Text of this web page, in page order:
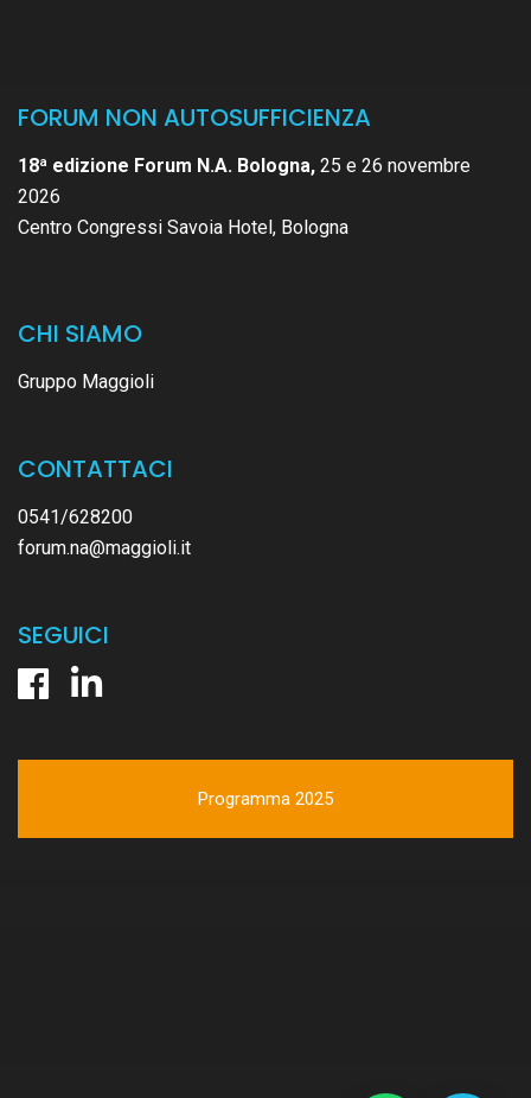
FORUM NON AUTOSUFFICIENZA
18ª edizione Forum N.A. Bologna, 25 e 26 novembre
2026
Centro Congressi Savoia Hotel, Bologna
CHI SIAMO
Gruppo Maggioli
CONTATTACI
0541/628200
forum.na@maggioli.it
SEGUICI
Programma 2025